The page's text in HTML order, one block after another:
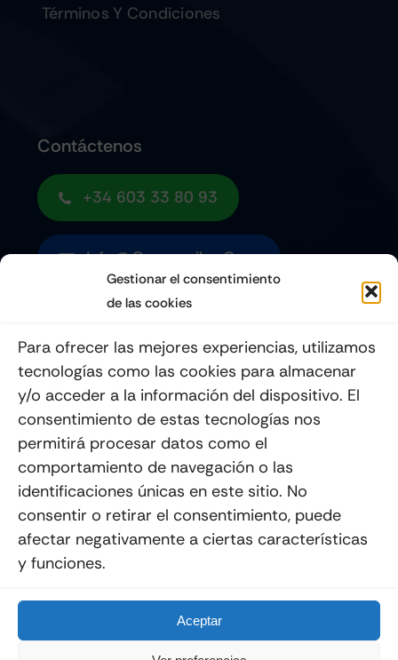
Gestionar el consentimiento
de las cookies
Para ofrecer las mejores experiencias, utilizamos
tecnologías como las cookies para almacenar
y/o acceder a la información del dispositivo. El
consentimiento de estas tecnologías nos
permitirá procesar datos como el
comportamiento de navegación o las
identificaciones únicas en este sitio. No
consentir o retirar el consentimiento, puede
afectar negativamente a ciertas características
y funciones.
Aceptar
Términos Y Condiciones
Contáctenos
+34 603 33 80 93
Info@quemoviles.com
Enviar
Todos Los Derechos Reservados